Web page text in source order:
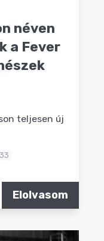
néven
a Fever
teljesen új
Elolvasom